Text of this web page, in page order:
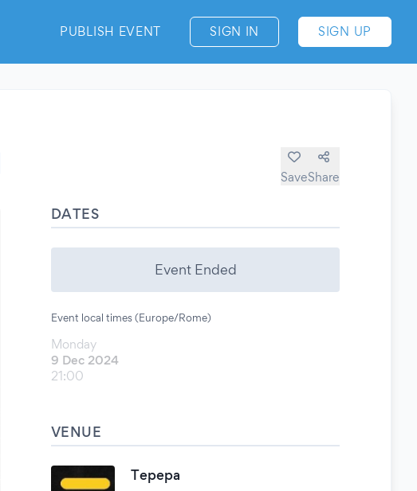
PUBLISH EVENT SIGN IN SIGN UP
SaveShare
DATES
Event Ended
Event local times (Europe/Rome)
Monday
9 Dec 2024
21:00
VENUE
Tepepa